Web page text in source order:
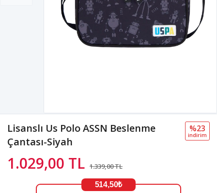
Lisanslı Us Polo ASSN Beslenme
Çantası-Siyah
1.029,00 TL 1.339,00 TL
%23
i̇ndi̇ri̇m
514,50₺